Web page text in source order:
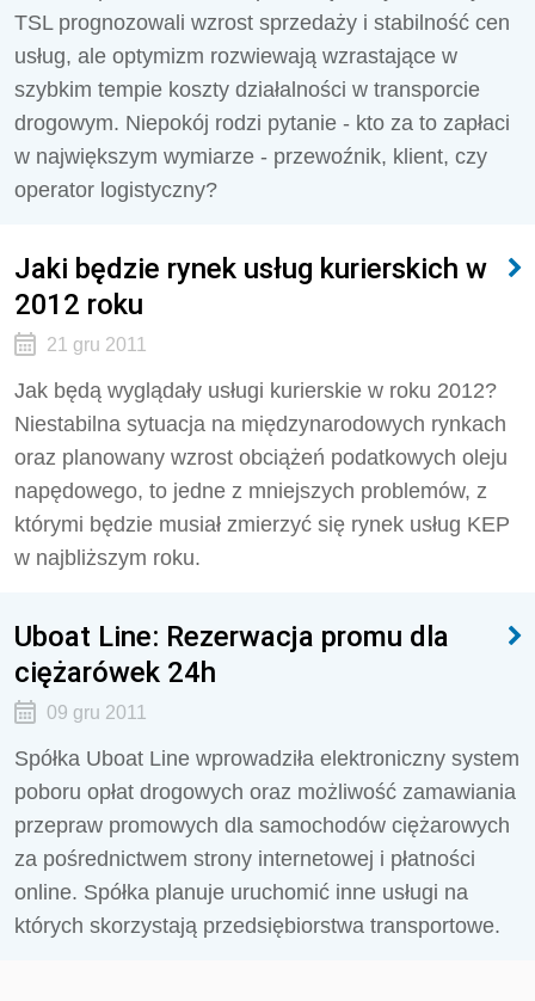
TSL prognozowali wzrost sprzedaży i stabilność cen
usług, ale optymizm rozwiewają wzrastające w
szybkim tempie koszty działalności w transporcie
drogowym. Niepokój rodzi pytanie - kto za to zapłaci
w największym wymiarze - przewoźnik, klient, czy
operator logistyczny?
Jaki będzie rynek usług kurierskich w
2012 roku
21 gru 2011
Jak będą wyglądały usługi kurierskie w roku 2012?
Niestabilna sytuacja na międzynarodowych rynkach
oraz planowany wzrost obciążeń podatkowych oleju
napędowego, to jedne z mniejszych problemów, z
którymi będzie musiał zmierzyć się rynek usług KEP
w najbliższym roku.
Uboat Line: Rezerwacja promu dla
ciężarówek 24h
09 gru 2011
Spółka Uboat Line wprowadziła elektroniczny system
poboru opłat drogowych oraz możliwość zamawiania
przepraw promowych dla samochodów ciężarowych
za pośrednictwem strony internetowej i płatności
online. Spółka planuje uruchomić inne usługi na
których skorzystają przedsiębiorstwa transportowe.